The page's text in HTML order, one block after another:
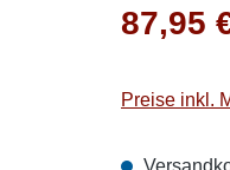
Regulärer
87,95
Preise inkl.